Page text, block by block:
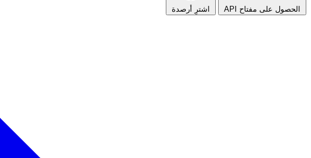
الحصول على مفتاح API اشترِ أرصدة